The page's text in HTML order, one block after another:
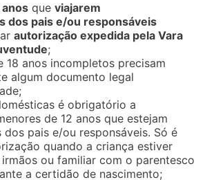
anos queviajarem
dos pais e/ou responsáveis
autorização expedida pela Vara
;
18 anos incompletos precisam
algum documento legal
é obrigatório a
de 12 anos que estejam
dos pais e/ou responsáveis. Só é
quando a criança estiver
ou familiar com o parentesco
a certidão de nascimento;